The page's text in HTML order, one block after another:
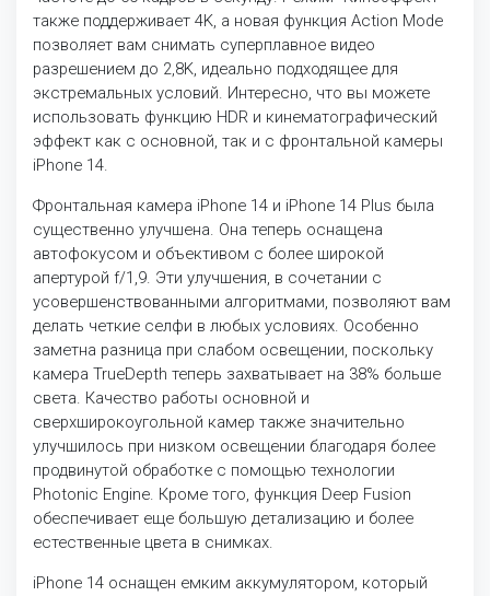
также поддерживает 4K, а новая функция Action Mode
позволяет вам снимать суперплавное видео
разрешением до 2,8K, идеально подходящее для
экстремальных условий. Интересно, что вы можете
использовать функцию HDR и кинематографический
эффект как с основной, так и с фронтальной камеры
iPhone 14.
Фронтальная камера iPhone 14 и iPhone 14 Plus была
существенно улучшена. Она теперь оснащена
автофокусом и объективом с более широкой
апертурой f/1,9. Эти улучшения, в сочетании с
усовершенствованными алгоритмами, позволяют вам
делать четкие селфи в любых условиях. Особенно
заметна разница при слабом освещении, поскольку
камера TrueDepth теперь захватывает на 38% больше
света. Качество работы основной и
сверхширокоугольной камер также значительно
улучшилось при низком освещении благодаря более
продвинутой обработке с помощью технологии
Photonic Engine. Кроме того, функция Deep Fusion
обеспечивает еще большую детализацию и более
естественные цвета в снимках.
iPhone 14 оснащен емким аккумулятором, который